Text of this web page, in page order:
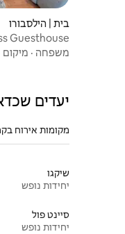
בית | הילסבורו
נעים בשבילכם!
משפחה · מיקום
יעדים
מקומות אירוח
שיקגו
יחידות נופש
סיינט פול
יחידות נופש